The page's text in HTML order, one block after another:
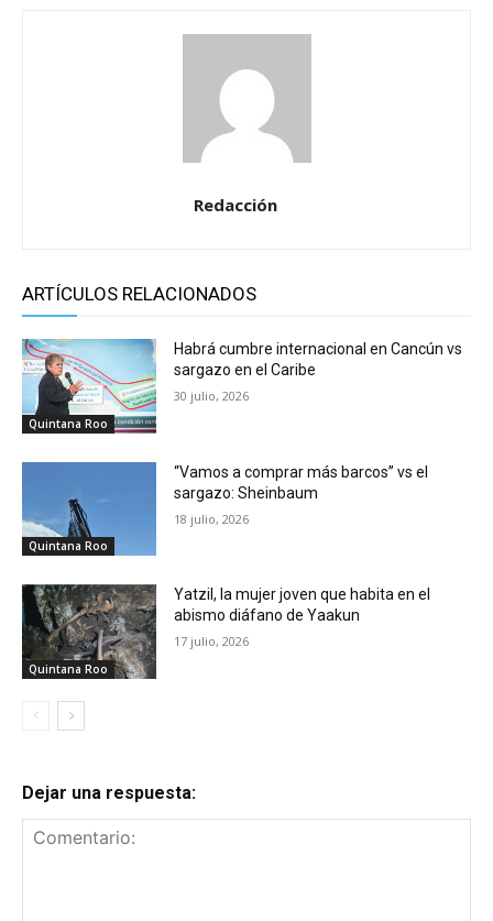
Redacción
ARTÍCULOS RELACIONADOS
Quintana Roo
Habrá cumbre internacional en Cancún vs
sargazo en el Caribe
30 julio, 2026
Quintana Roo
“Vamos a comprar más barcos” vs el
sargazo: Sheinbaum
18 julio, 2026
Quintana Roo
Yatzil, la mujer joven que habita en el
abismo diáfano de Yaakun
17 julio, 2026
Dejar una respuesta: